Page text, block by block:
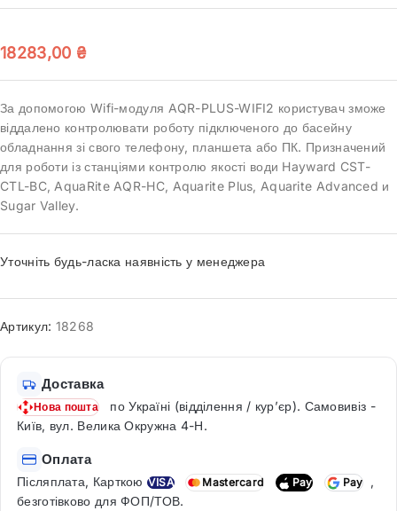
18283,00 ₴
За допомогою Wifi-модуля AQR-PLUS-WIFI2 користувач зможе
віддалено контролювати роботу підключеного до басейну
обладнання зі свого телефону, планшета або ПК. Призначений
для роботи із станціями контролю якості води Hayward CST-
CTL-BC, AquaRite AQR-HC, Aquarite Plus, Aquarite Advanced и
Sugar Valley.
Уточніть будь-ласка наявність у менеджера
Артикул: 18268
Доставка
Нова пошта
по Україні (відділення / кур’єр). Самовивіз -
Київ, вул. Велика Окружна 4-Н.
Оплата
Післяплата, Карткою VISA Mastercard Pay Pay
,
безготівково для ФОП/ТОВ.